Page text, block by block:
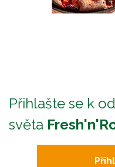
Přihlašte se k
světa